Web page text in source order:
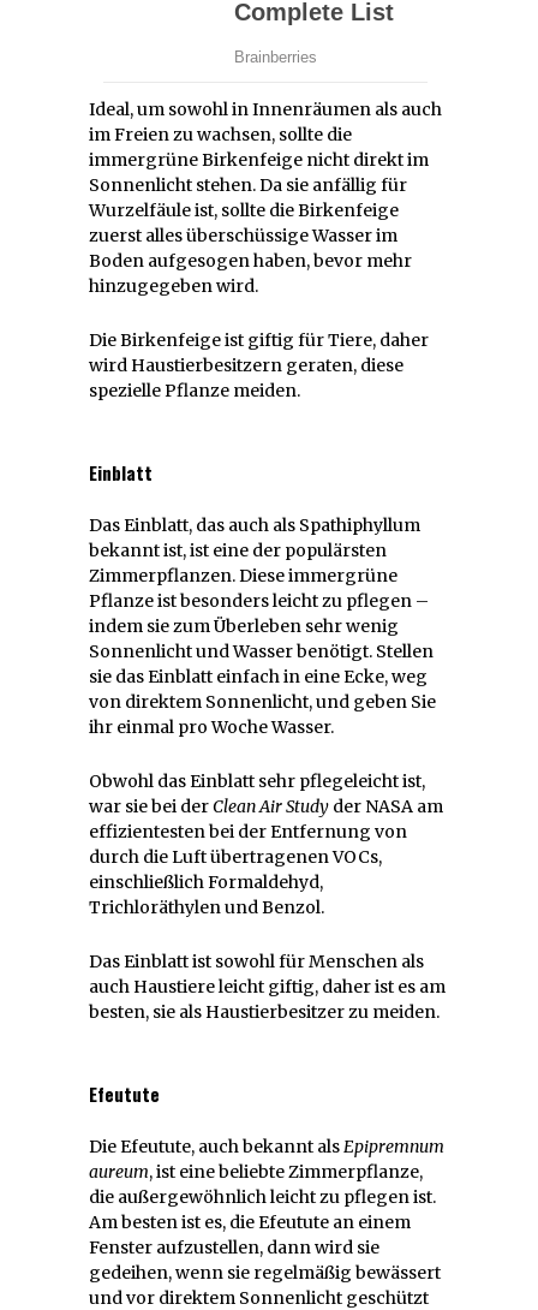
Ideal, um sowohl in Innenräumen als auch
im Freien zu wachsen, sollte die
immergrüne Birkenfeige nicht direkt im
Sonnenlicht stehen. Da sie anfällig für
Wurzelfäule ist, sollte die Birkenfeige
zuerst alles überschüssige Wasser im
Boden aufgesogen haben, bevor mehr
hinzugegeben wird.
Die Birkenfeige ist giftig für Tiere, daher
wird Haustierbesitzern geraten, diese
spezielle Pflanze meiden.
Einblatt
Das Einblatt, das auch als Spathiphyllum
bekannt ist, ist eine der populärsten
Zimmerpflanzen. Diese immergrüne
Pflanze ist besonders leicht zu pflegen –
indem sie zum Überleben sehr wenig
Sonnenlicht und Wasser benötigt. Stellen
sie das Einblatt einfach in eine Ecke, weg
von direktem Sonnenlicht, und geben Sie
ihr einmal pro Woche Wasser.
Obwohl das Einblatt sehr pflegeleicht ist,
war sie bei derClean Air Study der NASA am
effizientesten bei der Entfernung von
durch die Luft übertragenen VOCs,
einschließlich Formaldehyd,
Trichloräthylen und Benzol.
Das Einblatt ist sowohl für Menschen als
auch Haustiere leicht giftig, daher ist es am
besten, sie als Haustierbesitzer zu meiden.
Efeutute
Die Efeutute, auch bekannt alsEpipremnum
aureum, ist eine beliebte Zimmerpflanze,
die außergewöhnlich leicht zu pflegen ist.
Am besten ist es, die Efeutute an einem
Fenster aufzustellen, dann wird sie
gedeihen, wenn sie regelmäßig bewässert
und vor direktem Sonnenlicht geschützt